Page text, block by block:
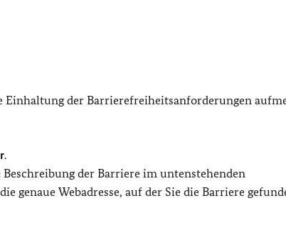
Einhaltung der Barrierefreiheitsanforderungen
.
der Barriere im untenstehenden
genaue Webadresse, auf der Sie die Barriere